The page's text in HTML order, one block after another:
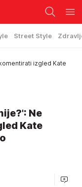
Street Style
izgled Kate
Ne
Kate